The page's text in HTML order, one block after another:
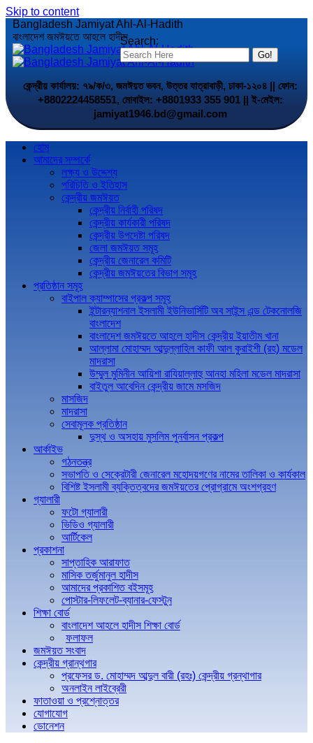
Skip to content
Search:
Bangladesh Jamiyat Ahl-Al-Hadith
বাংলাদেশ জমঈয়তে আহলে হাদীস
কেন্দ্রীয় কার্যালয়: ৭৯/ক/৩, জমঈয়ত ভবন, উত্তর যাত্রাবাড়ী, ঢাকা-১২০৪ || ফোন:
+8802224458551, মোবাইল: +8801933 355 901 || ই-মেইল:
jamiyat1946.bd@gmail.com
হোম
আমাদের সম্পর্কে
লক্ষ্য ও উদ্দেশ্য
পরিচিতি ও ইতিহাস
কেন্দ্রীয় জমঈয়ত
কেন্দ্রীয় নির্বাহী পরিষদ
কেন্দ্রীয় কার্যকারী পরিষদ
কেন্দ্রীয় উপদেষ্টা পরিষদ
জেলা জমঈয়ত সমূহ
কেন্দ্রীয় জেনারেল কমিটি
কেন্দ্রীয় জমঈয়তের বিভাগ সমূহ
প্রতিষ্ঠান সমূহ
বাইপাল ক্যাম্পাসের প্রকল্প সমূহ
ইন্টারন্যাশনাল ইসলামী ইউনিভার্সিটি অব সাইন্স এন্ড টেকনোলজি
বাংলাদেশ
বাংলাদেশ জমঈয়তে আহলে হাদীস কেন্দ্রীয় ইয়াতীম খানা
আল্লামা মোহাম্মদ আব্দুল্লাহিল কাফী আল কুরাইশী (রহ) মডেল
মাদরাসা
উম্মুল মুমিনীন আয়িশা রাযিয়াল্লাহু আনহা মহিলা মডেল মাদরাসা
বাইতুল আবেদিন কেন্দ্রীয় জামে মসজিদ
মাসজিদ
মাদরাসা
সেবামূলক প্রতিষ্ঠান
দুস্থ ও অসহায় মুসলিম পুনর্বাসন প্রকল্প
আর্কাইভ
গঠনতন্ত্র
সভাপতি ও সেক্রেটারী জেনারেল মহোদয়গণের নামের তালিকা ও কার্যকাল
বিশিষ্ট ইসলামী ব্যক্তিত্বদের জমঈয়তের প্রোগ্রামে অংশগ্রহণ
গ্যালারী
ফটো গ্যালারী
ভিডিও গ্যালারী
আর্টিকেল
প্রকাশনা
সাপ্তাহিক আরাফাত
মাসিক তর্জুমানুল হাদীস
আমাদের প্রকাশিত বইসমূহ
পোস্টার-লিফলেট-ব্যানার-ফেস্টুন
শিক্ষা বোর্ড
বাংলাদেশ আহলে হাদীস শিক্ষা বোর্ড
ফলাফল
জমঈয়ত সংবাদ
কেন্দ্রীয় গ্রান্থগার
প্রফেসর ড. মোহাম্মদ আব্দুল বারী (রহঃ) কেন্দ্রীয় গ্রন্থাগার
অনলাইন লাইব্রেরী
ফাতাওয়া ও প্রশ্নোত্তর
যোগাযোগ
ডোনেশন